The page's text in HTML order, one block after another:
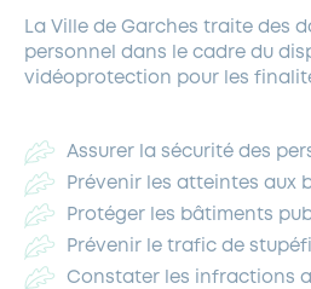
La Ville de Garches traite des
personnel dans le cadre du
vidéoprotection pour les
Assurer la sécurité des
Prévenir les atteintes aux
Protéger les bâtiments
Prévenir le trafic de
Constater les infractions